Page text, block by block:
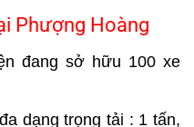
Phượng Hoàng
đang sở hữu 100 xe
dạng trọng tải : 1 tấn,